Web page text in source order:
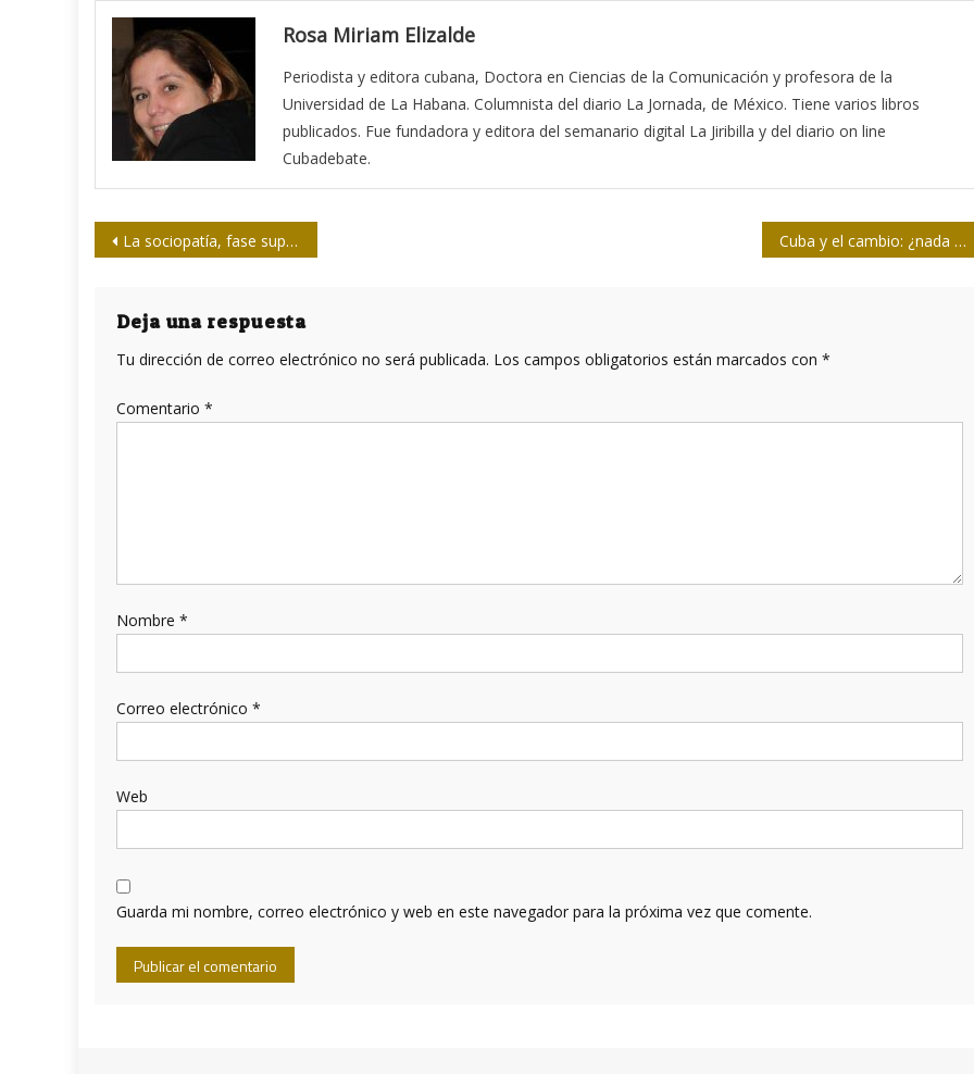
Rosa Miriam Elizalde
Periodista y editora cubana, Doctora en Ciencias de la Comunicación y profesora de la
Universidad de La Habana. Columnista del diario La Jornada, de México. Tiene varios libros
publicados. Fue fundadora y editora del semanario digital La Jiribilla y del diario on line
Cubadebate.
Navegación
entradas
La sociopatía, fase superior del capitalismo Cuba y el cambio: ¿nada está escrito sobre piedra?
Deja una respuesta
Tu dirección de correo electrónico no será publicada. Los campos obligatorios están marcados con *
Comentario *
Nombre *
Correo electrónico *
Web
Guarda mi nombre, correo electrónico y web en este navegador para la próxima vez que comente.